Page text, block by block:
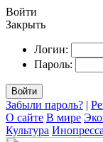
Войти
Закрыть
Логин:
Пароль:
Войти
Забыли пароль? |
О сайте В мире
Культура Инопресса